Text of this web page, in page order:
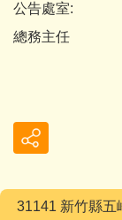
公告處室:
總務主任
31141 新竹縣